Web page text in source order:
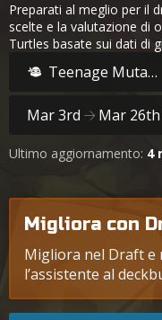
Preparati al meglio per il
scelte e la valutazione di
Turtles basate sui dati di
Teenage Mutant Ninja Turtles
Mar 3rd Mar 26th
Ultimo aggiornamento: 4
Migliora con
Migliora nel Draft e
l’assistente al